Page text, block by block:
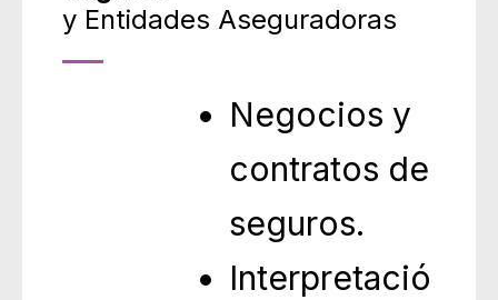
y Entidades Aseguradoras
Negocios y
contratos de
seguros.
Interpretació